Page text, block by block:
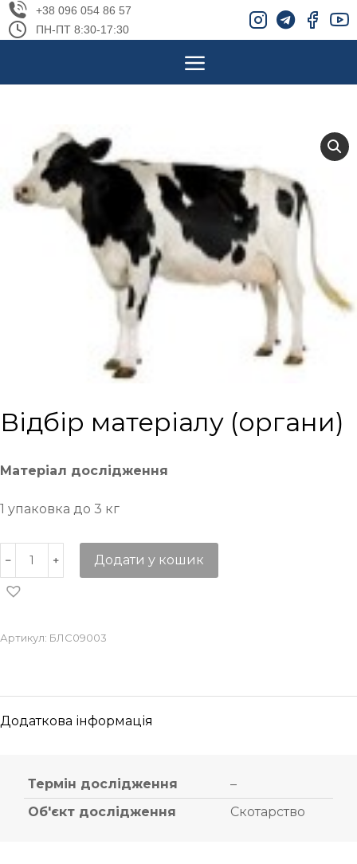
+38 096 054 86 57
ПН-ПТ 8:30-17:30
Відбір матеріалу (органи)
Матеріал дослідження
1 упаковка до 3 кг
Додати у кошик
Артикул: БЛС09003
Додаткова інформація
Термін дослідження
–
Об'єкт дослідження
Скотарство